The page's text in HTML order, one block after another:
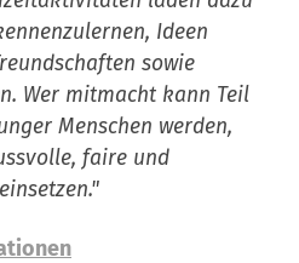
Ideen
sowie
Wer mitmacht kann Teil
Menschen werden,
faire und